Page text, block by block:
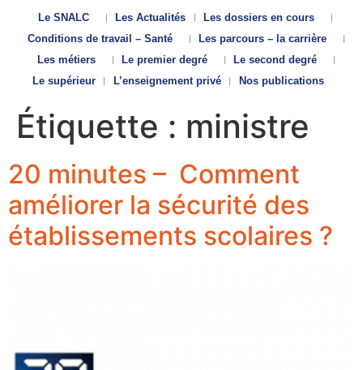
Le SNALC Les Actualités
Les dossiers en cours
Conditions de travail – Santé
Les parcours – la carrière
Les métiers
Le premier degré
Le second degré
Le supérieur
L’enseignement privé Nos publications
Étiquette : ministre
20 minutes – Comment
améliorer la sécurité des
établissements scolaires ?